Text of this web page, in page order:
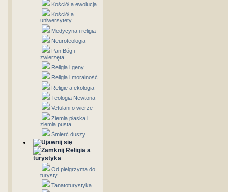
Kościół a ewolucja
Kościół a
uniwersytety
Medycyna i religia
Neuroteologia
Pan Bóg i
zwierzęta
Religia i geny
Religia i moralność
Religie a ekologia
Teologia Newtona
Vetulani o wierze
Ziemia płaska i
ziemia pusta
Śmierć duszy
Religia a
turystyka
Od pielgrzyma do
turysty
Tanatoturystyka